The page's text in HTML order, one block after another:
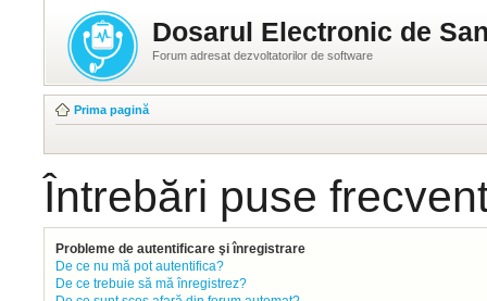
Dosarul Electronic de
Forum adresat dezvoltatorilor de software
Prima pagină
Întrebări puse
Probleme de autentificare şi înregistrare
De ce nu mă pot autentifica?
De ce trebuie să mă înregistrez?